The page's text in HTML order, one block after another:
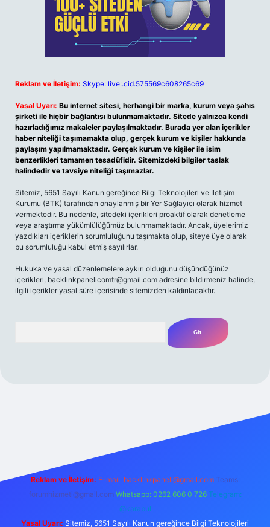
Reklam ve İletişim: Skype: live:.cid.575569c608265c69
Yasal Uyarı: Bu internet sitesi, herhangi bir marka, kurum veya şahıs
şirketi ile hiçbir bağlantısı bulunmamaktadır. Sitede yalnızca kendi
hazırladığımız makaleler paylaşılmaktadır. Burada yer alan içerikler
haber niteliği taşımamakta olup, gerçek kurum ve kişiler hakkında
paylaşım yapılmamaktadır. Gerçek kurum ve kişiler ile isim
benzerlikleri tamamen tesadüfidir. Sitemizdeki bilgiler taslak
halindedir ve tavsiye niteliği taşımazlar.
Sitemiz, 5651 Sayılı Kanun gereğince Bilgi Teknolojileri ve İletişim
Kurumu (BTK) tarafından onaylanmış bir Yer Sağlayıcı olarak hizmet
vermektedir. Bu nedenle, sitedeki içerikleri proaktif olarak denetleme
veya araştırma yükümlülüğümüz bulunmamaktadır. Ancak, üyelerimiz
yazdıkları içeriklerin sorumluluğunu taşımakta olup, siteye üye olarak
bu sorumluluğu kabul etmiş sayılırlar.
Hukuka ve yasal düzenlemelere aykırı olduğunu düşündüğünüz
içerikleri, backlinkpanelicomtr@gmail.com adresine bildirmeniz halinde,
ilgili içerikler yasal süre içerisinde sitemizden kaldırılacaktır.
m elexbet
Reklam ve İletişim: E-mail: backlinkpaneli@gmail.com Teams:
forumhizmeti@gmail.com Whatsapp: 0262 606 0 726 Telegram:
@karabul
Yasal Uyarı: Sitemiz, 5651 Sayılı Kanun gereğince Bilgi Teknolojileri